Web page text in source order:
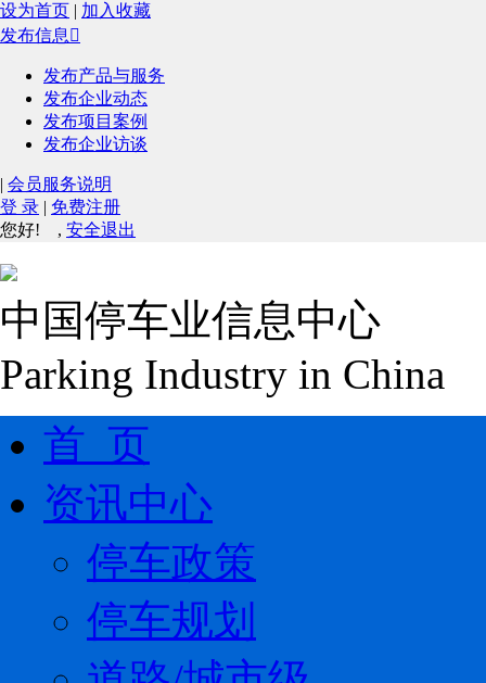
设为首页 | 加入收藏
发布信息 
发布产品与服务
发布企业动态
发布项目案例
发布企业访谈
| 会员服务说明
登 录 | 免费注册
您好!
, 安全退出
中国停车业信息中心
Parking Industry in China
首 页
资讯中心
停车政策
停车规划